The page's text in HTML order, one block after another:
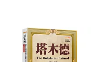
（美）彼得·德魯克(13)
慕客館(73)